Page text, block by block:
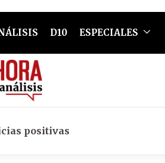
D10 ESPECIALES
positivas